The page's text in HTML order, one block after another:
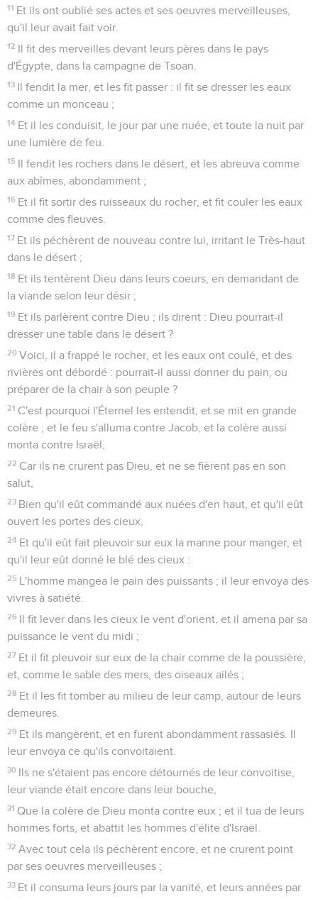
11 Et ils ont oublié ses actes et ses oeuvres merveilleuses,
qu'il leur avait fait voir.
12 Il fit des merveilles devant leurs pères dans le pays
d'Égypte, dans la campagne de Tsoan.
13 Il fendit la mer, et les fit passer : il fit se dresser les eaux
comme un monceau ;
14 Et il les conduisit, le jour par une nuée, et toute la nuit par
une lumière de feu.
15 Il fendit les rochers dans le désert, et les abreuva comme
aux abîmes, abondamment ;
16 Et il fit sortir des ruisseaux du rocher, et fit couler les eaux
comme des fleuves.
17 Et ils péchèrent de nouveau contre lui, irritant le Très-haut
dans le désert ;
18 Et ils tentèrent Dieu dans leurs coeurs, en demandant de
la viande selon leur désir ;
19 Et ils parlèrent contre Dieu ; ils dirent : Dieu pourrait-il
dresser une table dans le désert ?
20 Voici, il a frappé le rocher, et les eaux ont coulé, et des
rivières ont débordé : pourrait-il aussi donner du pain, ou
préparer de la chair à son peuple ?
21 C'est pourquoi l'Éternel les entendit, et se mit en grande
colère ; et le feu s'alluma contre Jacob, et la colère aussi
monta contre Israël,
22 Car ils ne crurent pas Dieu, et ne se fièrent pas en son
salut,
23 Bien qu'il eût commandé aux nuées d'en haut, et qu'il eût
ouvert les portes des cieux,
24 Et qu'il eût fait pleuvoir sur eux la manne pour manger, et
qu'il leur eût donné le blé des cieux :
25 L'homme mangea le pain des puissants ; il leur envoya des
vivres à satiété.
26 Il fit lever dans les cieux le vent d'orient, et il amena par sa
puissance le vent du midi ;
27 Et il fit pleuvoir sur eux de la chair comme de la poussière,
et, comme le sable des mers, des oiseaux ailés ;
28 Et il les fit tomber au milieu de leur camp, autour de leurs
demeures.
29 Et ils mangèrent, et en furent abondamment rassasiés. Il
leur envoya ce qu'ils convoitaient.
30 Ils ne s'étaient pas encore détournés de leur convoitise,
leur viande était encore dans leur bouche,
31 Que la colère de Dieu monta contre eux ; et il tua de leurs
hommes forts, et abattit les hommes d'élite d'Israël.
32 Avec tout cela ils péchèrent encore, et ne crurent point
par ses oeuvres merveilleuses ;
33 Et il consuma leurs jours par la vanité, et leurs années par